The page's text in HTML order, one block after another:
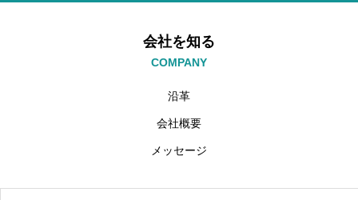
会社を知る
COMPANY
沿革
会社概要
メッセージ